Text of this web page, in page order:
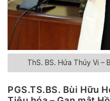
ThS. BS. Hứa Thúy Vi –
PGS.TS.BS. Bùi Hữu